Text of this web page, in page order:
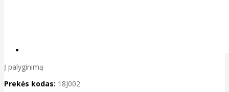
Į palyginimą
Prekės kodas: 18J002